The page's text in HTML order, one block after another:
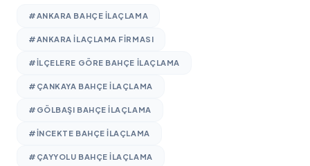
#ANKARA BAHÇE ILAÇLAMA
#ANKARA ILAÇLAMA FIRMASI
#ILÇELERE GÖRE BAHÇE ILAÇLAMA
#ÇANKAYA BAHÇE ILAÇLAMA
#GÖLBAŞI BAHÇE ILAÇLAMA
#INCEKTE BAHÇE ILAÇLAMA
#ÇAYYOLU BAHÇE ILAÇLAMA